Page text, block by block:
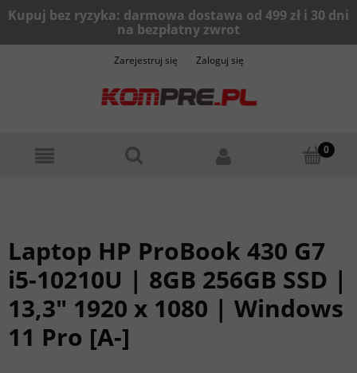
Zarejestruj się Zaloguj się
Laptop HP ProBook 430 G7
i5-10210U | 8GB 256GB SSD |
13,3" 1920 x 1080 | Windows
11 Pro [A-]